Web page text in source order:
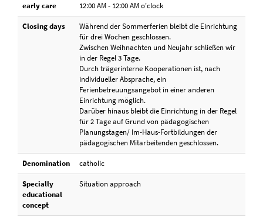
early care 12:00 AM - 12:00 AM o'clock
Closing days
Während der Sommerferien bleibt die Einrichtung
für drei Wochen geschlossen.
Zwischen Weihnachten und Neujahr schließen wir
in der Regel 3 Tage.
Durch trägerinterne Kooperationen ist, nach
individueller Absprache, ein
Ferienbetreuungsangebot in einer anderen
Einrichtung möglich.
Darüber hinaus bleibt die Einrichtung in der Regel
für 2 Tage auf Grund von pädagogischen
Planungstagen/ Im-Haus-Fortbildungen der
pädagogischen Mitarbeitenden geschlossen.
Denomination catholic
Specially
educational
concept
Situation approach